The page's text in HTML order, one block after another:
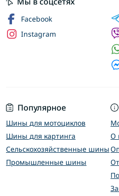
Популярное
Шины для мотоциклов
Шины для картинга
Сельскохозяйственные шины
Промышленные шины
О
Facebook
Instagram